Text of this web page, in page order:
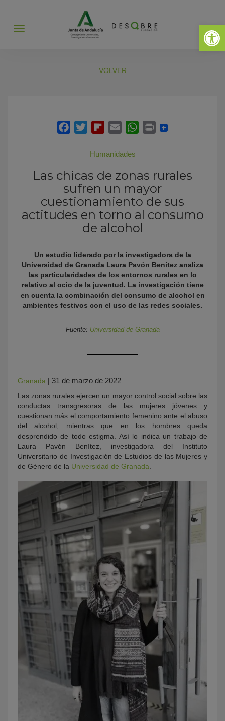
Abrir
Abrir
VOLVER
Humanidades
Las chicas de zonas rurales
sufren un mayor
cuestionamiento de sus
actitudes en torno al consumo
de alcohol
Un estudio liderado por la investigadora de la
Universidad de Granada Laura Pavón Benítez analiza
las particularidades de los entornos rurales en lo
relativo al ocio de la juventud. La investigación tiene
en cuenta la combinación del consumo de alcohol en
ambientes festivos con el uso de las redes sociales.
Fuente: Universidad de Granada
Granada | 31 de marzo de 2022
Las zonas rurales ejercen un mayor control social sobre las
conductas transgresoras de las mujeres jóvenes y
cuestionan más el comportamiento femenino ante el abuso
del alcohol, mientras que en los hombres queda
desprendido de todo estigma. Así lo indica un trabajo de
Laura Pavón Benítez, investigadora del Instituto
Universitario de Investigación de Estudios de las Mujeres y
de Género de la Universidad de Granada